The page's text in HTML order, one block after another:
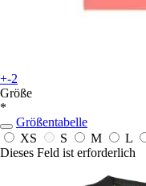
+-2
Größe
*
Größentabelle
XS
S M L
Dieses Feld ist erforderlich